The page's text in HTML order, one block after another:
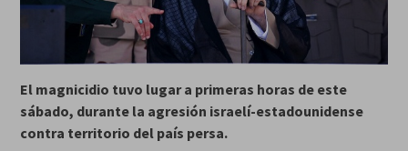
El magnicidio tuvo lugar a primeras horas de este
sábado, durante la agresión israelí-estadounidense
contra territorio del país persa.